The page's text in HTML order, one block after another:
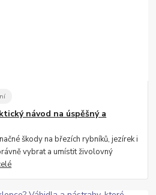
návod na úspěšný a
škody na březích rybníků, jezírek i
vybrat a umístit živolovný